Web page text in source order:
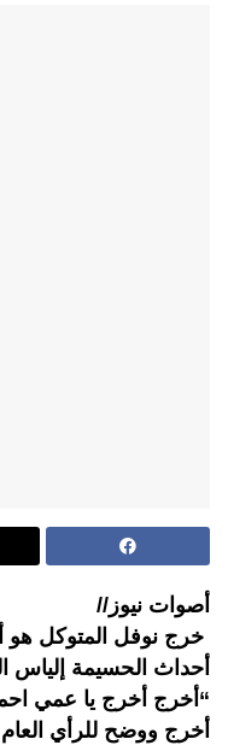
أصوات نيوز//
خرج نوفل المتوكل هو
أحداث الحسيمة إلياس
“أخرج أخرج يا عمي
أخرج ووضح للرأي